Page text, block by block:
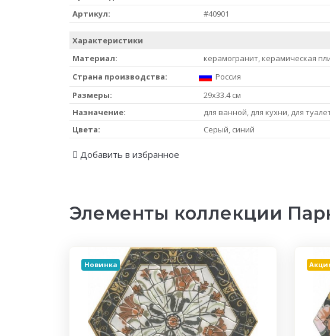
Артикул:
#40901
Характеристики
Материал:
керамогранит, керамическая
Страна производства:
Россия
Размеры:
29x33.4 см
Назначение:
для ванной, для кухни, для
Цвета:
Серый, синий
Добавить в избранное
Элементы коллекции
Новинка